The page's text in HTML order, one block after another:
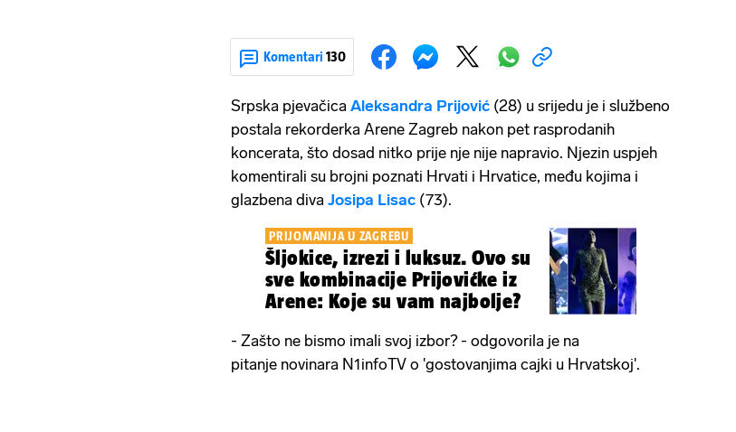
Komentari 130
Srpska pjevačica Aleksandra Prijović (28) u srijedu je i službeno
postala rekorderka Arene Zagreb nakon pet rasprodanih
koncerata, što dosad nitko prije nje nije napravio. Njezin uspjeh
komentirali su brojni poznati Hrvati i Hrvatice, među kojima i
glazbena diva Josipa Lisac (73).
PRIJOMANIJA U ZAGREBU
Šljokice, izrezi i luksuz. Ovo su
sve kombinacije Prijovićke iz
Arene: Koje su vam najbolje?
- Zašto ne bismo imali svoj izbor? - odgovorila je na
pitanje novinara N1infoTV o 'gostovanjima cajki u Hrvatskoj'.